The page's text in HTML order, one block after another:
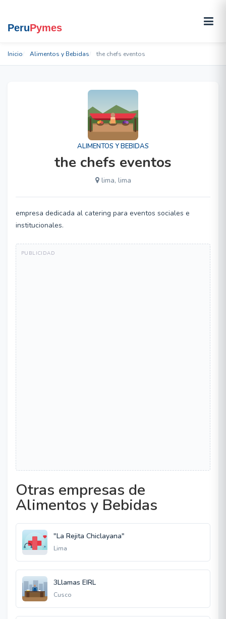
Inicio Alimentos y Bebidas the chefs eventos
ALIMENTOS Y BEBIDAS
the chefs eventos
lima, lima
empresa dedicada al catering para eventos sociales e
institucionales.
Otras empresas de
Alimentos y Bebidas
"La Rejita Chiclayana"
Lima
3Llamas EIRL
Cusco